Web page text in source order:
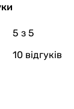
5 з 5
10 відгуків